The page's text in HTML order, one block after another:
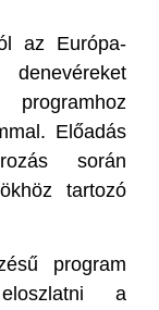
az Európa-
Előadás
során
tartozó
program
a